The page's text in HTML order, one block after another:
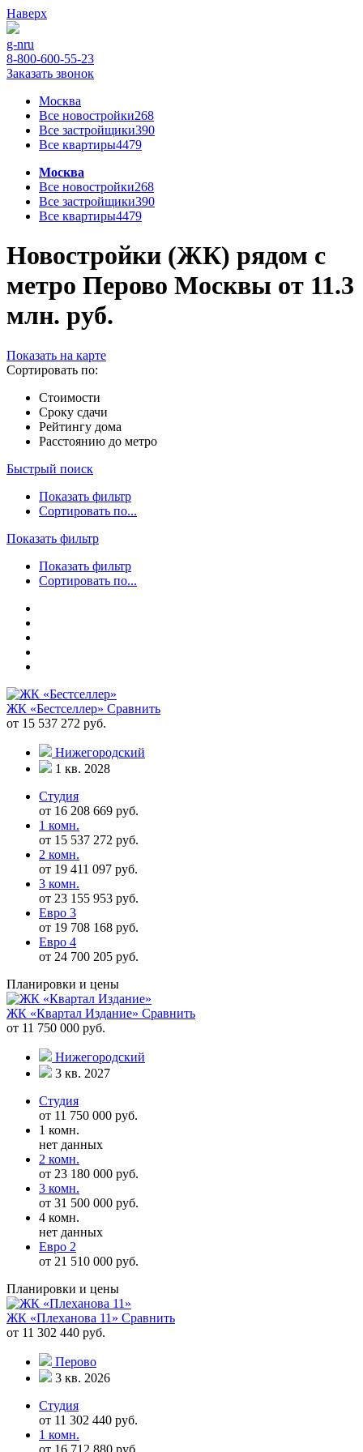
Наверх
g-nru
8-800-600-55-23
Заказать звонок
Москва
Все новостройки268
Все застройщики390
Все квартиры4479
Москва
Все новостройки268
Все застройщики390
Все квартиры4479
Новостройки (ЖК) рядом с
метро Перово Москвы от 11.3
млн. руб.
Показать на карте
Сортировать по:
Стоимости
Сроку сдачи
Рейтингу дома
Расстоянию до метро
Быстрый поиск
Показать фильтр
Сортировать по...
Показать фильтр
Показать фильтр
Сортировать по...
ЖК «Бестселлер» Сравнить
от 15 537 272 руб.
Нижегородский
1 кв. 2028
Студия
от 16 208 669 руб.
1 комн.
от 15 537 272 руб.
2 комн.
от 19 411 097 руб.
3 комн.
от 23 155 953 руб.
Евро 3
от 19 708 168 руб.
Евро 4
от 24 700 205 руб.
Планировки и цены
ЖК «Квартал Издание» Сравнить
от 11 750 000 руб.
Нижегородский
3 кв. 2027
Студия
от 11 750 000 руб.
1 комн.
нет данных
2 комн.
от 23 180 000 руб.
3 комн.
от 31 500 000 руб.
4 комн.
нет данных
Евро 2
от 21 510 000 руб.
Планировки и цены
ЖК «Плеханова 11» Сравнить
от 11 302 440 руб.
Перово
3 кв. 2026
Студия
от 11 302 440 руб.
1 комн.
от 16 712 880 руб.